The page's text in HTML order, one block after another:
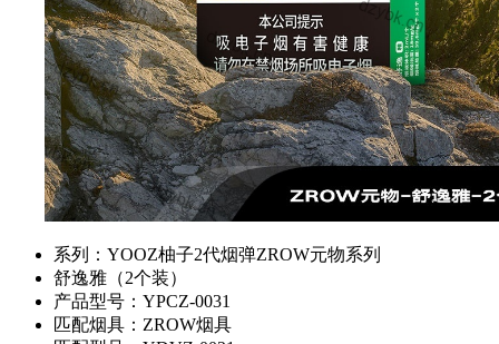
系列：YOOZ柚子2代烟弹ZROW元物系列
舒逸雅（2个装）
产品型号：YPCZ-0031
匹配烟具：ZROW烟具